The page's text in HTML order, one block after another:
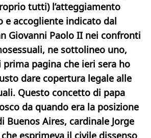
tutti) l’atteggiamento
e accogliente indicato dal
Giovanni Paolo II nei confronti
ne sottolineo uno,
pagina che ieri sera ho
dare copertura legale alle
Questo concetto di papa
da quando era la posizione
Buenos Aires, cardinale Jorge
esprimeva il civile dissenso